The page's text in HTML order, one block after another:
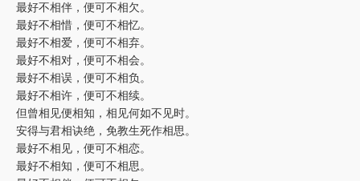
最好不相伴，便可不相欠。
最好不相惜，便可不相忆。
最好不相爱，便可不相弃。
最好不相对，便可不相会。
最好不相误，便可不相负。
最好不相许，便可不相续。
但曾相见便相知，相见何如不见时。
安得与君相诀绝，免教生死作相思。
最好不相见，便可不相恋。
最好不相知，便可不相思。